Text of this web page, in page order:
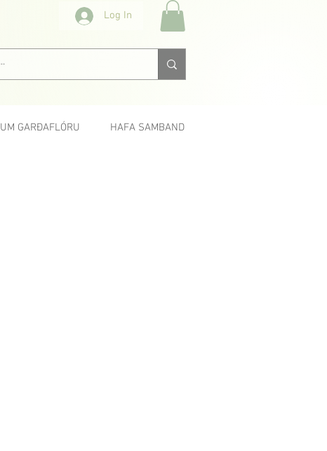
Log In
UM GARÐAFLÓRU HAFA SAMBAND